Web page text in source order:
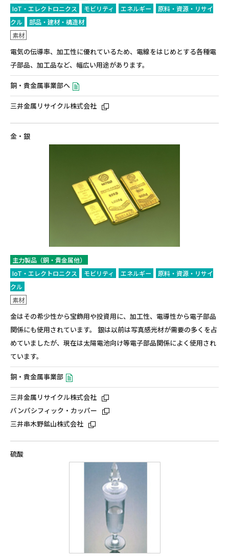
IoT・エレクトロニクス
モビリティ エネルギー
原料・資源・リサイ
クル
部品・建材・構造材
素材
電気の伝導率、加工性に優れているため、電線をはじめとする各種電
子部品、加工品など、幅広い用途があります。
銅・貴金属事業部へ
三井金属リサイクル株式会社
金・銀
主力製品（銅・貴金属他）
IoT・エレクトロニクス
モビリティ エネルギー
原料・資源・リサイ
クル
素材
金はその希少性から宝飾用や投資用に、加工性、電導性から電子部品
関係にも使用されています。 銀は以前は写真感光材が需要の多くを占
めていましたが、現在は太陽電池向け等電子部品関係によく使用され
ています。
銅・貴金属事業部
三井金属リサイクル株式会社
パンパシフィック・カッパー
三井串木野鉱山株式会社
硫酸